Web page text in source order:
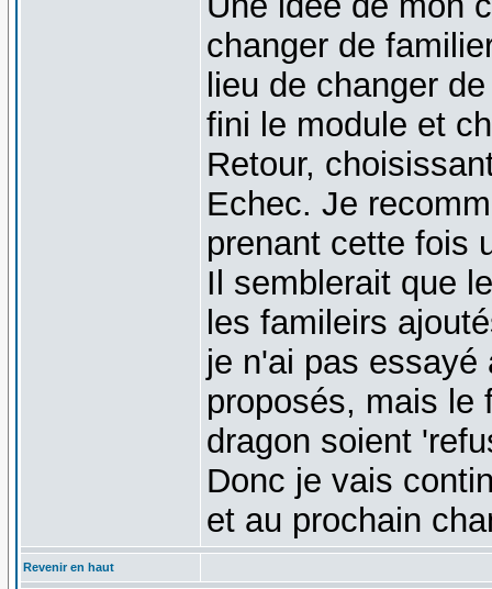
changer de
lieu de changer
fini le module et
Retour,
Echec. Je
prenant cette fois
Il semblerait que
les famileirs
je n'ai pas
proposés, mais le
dragon soient
Donc je vais
et au prochain
Revenir en haut